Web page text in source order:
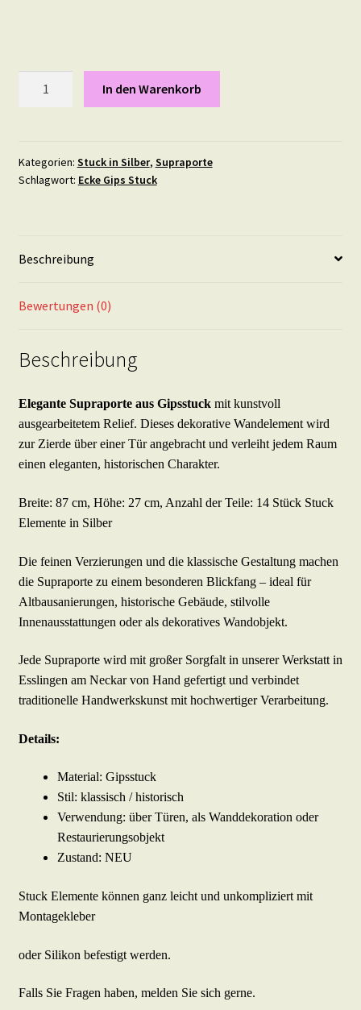
Türverzierung
Türbekrönung
SP7
Silber
In den Warenkorb
Kategorien: Stuck in Silber, Supraporte
Schlagwort: Ecke Gips Stuck
Beschreibung
Bewertungen (0)
Beschreibung
Elegante Supraporte aus Gipsstuck mit kunstvoll
ausgearbeitetem Relief. Dieses dekorative Wandelement wird
zur Zierde über einer Tür angebracht und verleiht jedem Raum
einen eleganten, historischen Charakter.
Breite: 87 cm, Höhe: 27 cm, Anzahl der Teile: 14 Stück Stuck
Elemente in Silber
Die feinen Verzierungen und die klassische Gestaltung machen
die Supraporte zu einem besonderen Blickfang – ideal für
Altbausanierungen, historische Gebäude, stilvolle
Innenausstattungen oder als dekoratives Wandobjekt.
Jede Supraporte wird mit großer Sorgfalt in unserer Werkstatt in
Esslingen am Neckar von Hand gefertigt und verbindet
traditionelle Handwerkskunst mit hochwertiger Verarbeitung.
Details:
Material: Gipsstuck
Stil: klassisch / historisch
Verwendung: über Türen, als Wanddekoration oder
Restaurierungsobjekt
Zustand: NEU
Stuck Elemente können ganz leicht und unkompliziert mit
Montagekleber
oder Silikon befestigt werden.
Falls Sie Fragen haben, melden Sie sich gerne.